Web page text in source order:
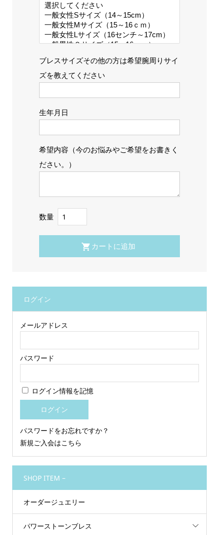
ブレスサイズその他の方は希望腕周りサイ
ズを教えてください
生年月日
希望内容（今のお悩みやご希望をお書きく
ださい。）
数量
ログイン
メールアドレス
パスワード
ログイン情報を記憶
パスワードをお忘れですか？
新規ご入会はこちら
SHOP ITEM –
オーダージュエリー
パワーストーンブレス